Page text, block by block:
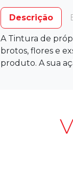
Descrição
A Tintura de
brotos, flores e
produto. A sua